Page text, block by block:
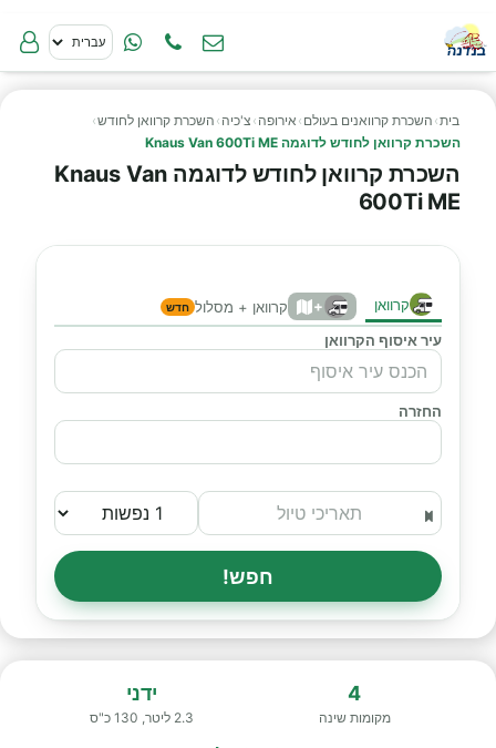
בית› השכרת קרוואנים בעולם › אירופה › צ'כיה › השכרת קרוואן לחודש›
השכרת קרוואן לחודש לדוגמה Knaus Van 600Ti ME
השכרת קרוואן לחודש לדוגמה Knaus Van
600Ti ME
קרוואן + קרוואן + מסלול חדש
עיר איסוף הקרוואן
החזרה
חפש!
4
מקומות שינה
ידני
2.3 ליטר, 130 כ"ס